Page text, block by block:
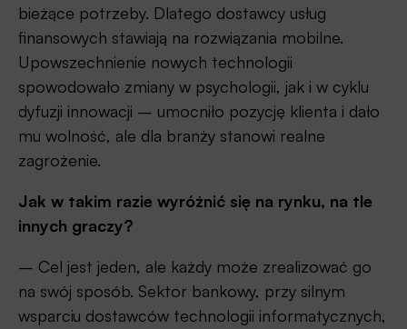
bieżące potrzeby. Dlatego dostawcy usług
finansowych stawiają na rozwiązania mobilne.
Upowszechnienie nowych technologii
spowodowało zmiany w psychologii, jak i w cyklu
dyfuzji innowacji – umocniło pozycję klienta i dało
mu wolność, ale dla branży stanowi realne
zagrożenie.
Jak w takim razie wyróżnić się na rynku, na tle
innych graczy?
– Cel jest jeden, ale każdy może zrealizować go
na swój sposób. Sektor bankowy, przy silnym
wsparciu dostawców technologii informatycznych,